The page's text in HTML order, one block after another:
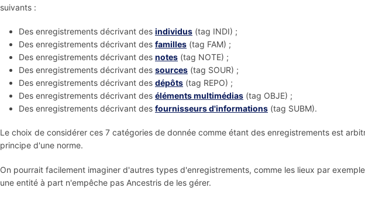
suivants :
Des enregistrements décrivant des individus (tag INDI) ;
Des enregistrements décrivant des familles (tag FAM) ;
Des enregistrements décrivant des notes (tag NOTE) ;
Des enregistrements décrivant des sources (tag SOUR) ;
Des enregistrements décrivant des dépôts (tag REPO) ;
Des enregistrements décrivant des éléments multimédias (tag OBJE) ;
Des enregistrements décrivant des fournisseurs d'informations (tag SUBM).
Le choix de considérer ces 7 catégories de donnée comme étant des enregistrements est
principe d'une norme.
On pourrait facilement imaginer d'autres types d'enregistrements, comme les lieux par
une entité à part n'empêche pas Ancestris de les gérer.